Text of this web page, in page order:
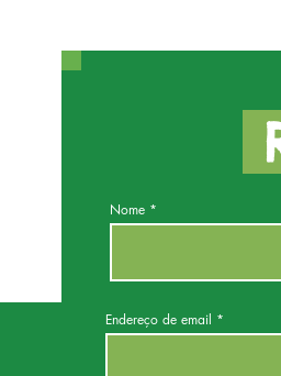
Nome
Endereço de email